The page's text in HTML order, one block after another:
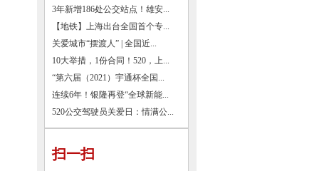
3年新增186处公交站点！雄安...
【地铁】上海出台全国首个专...
关爱城市“摆渡人” | 全国近...
10大举措，1份合同！520，上...
“第六届（2021）宇通杯全国...
连续6年！银隆再登“全球新能...
520公交驾驶员关爱日：情满公...
扫一扫